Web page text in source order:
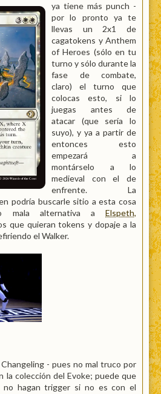
ya tiene más punch -
por lo pronto ya te
llevas un 2x1 de
cagatokens y Anthem
of Heroes (sólo en tu
turno y sólo durante la
fase de combate,
claro) el turno que
colocas esto, si lo
juegas antes de
atacar (que sería lo
suyo), y ya a partir de
entonces esto
empezará a
montárselo a lo
medieval con el de
enfrente. La
podría buscarle sitio a esta cosa
mala alternativa a Elspeth,
que quieran tokens y dopaje a la
el Walker.
- pues no mal truco por
la colección del Evoke; puede que
no hagan trigger si no es con el